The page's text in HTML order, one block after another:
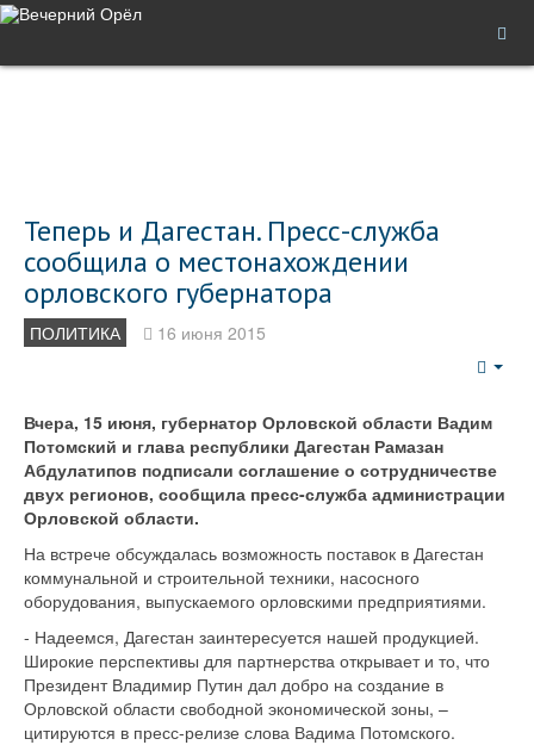
Теперь и Дагестан. Пресс-служба
сообщила о местонахождении
орловского губернатора
ПОЛИТИКА 16 июня 2015
Вчера, 15 июня, губернатор Орловской области Вадим
Потомский и глава республики Дагестан Рамазан
Абдулатипов подписали соглашение о сотрудничестве
двух регионов, сообщила пресс-служба администрации
Орловской области.
На встрече обсуждалась возможность поставок в Дагестан
коммунальной и строительной техники, насосного
оборудования, выпускаемого орловскими предприятиями.
- Надеемся, Дагестан заинтересуется нашей продукцией.
Широкие перспективы для партнерства открывает и то, что
Президент Владимир Путин дал добро на создание в
Орловской области свободной экономической зоны, –
цитируются в пресс-релизе слова Вадима Потомского.